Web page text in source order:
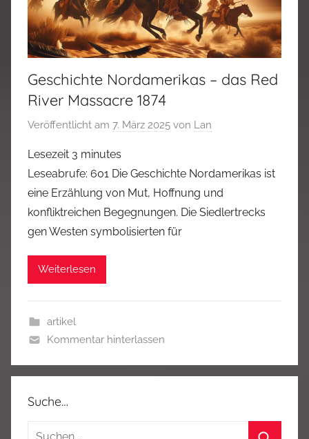
Geschichte Nordamerikas – das Red
River Massacre 1874
Veröffentlicht am 7. März 2025 von Lan
Lesezeit 3 minutes
Leseabrufe: 601 Die Geschichte Nordamerikas ist
eine Erzählung von Mut, Hoffnung und
konfliktreichen Begegnungen. Die Siedlertrecks
gen Westen symbolisierten für
Weiterlesen
artikel
Kommentar hinterlassen
Suche…
Suchen